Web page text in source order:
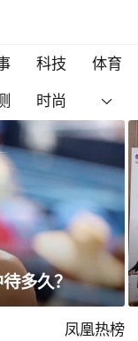
科技
体育
时尚
多久？
凤凰热榜